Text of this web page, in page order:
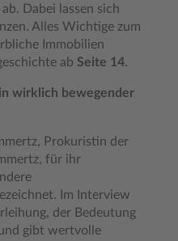
Dabei lassen sich
Alles Wichtige zum
Immobilien
ab Seite 14.
wirklich bewegender
Prokuristin der
für ihr
Im Interview
der Bedeutung
gibt wertvolle